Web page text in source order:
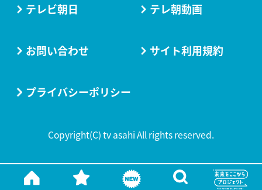
テレビ朝日 テレ朝動画
お問い合わせ サイト利用規約
プライバシーポリシー
Copyright(C) tv asahi All rights reserved.